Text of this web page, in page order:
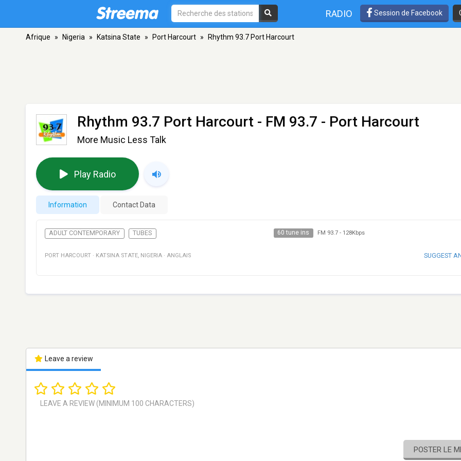
RADIO Session de Facebook
Afrique » Nigeria » Katsina State » Port Harcourt » Rhythm 93.7 Port Harcourt
Rhythm 93.7 Port Harcourt - FM 93.7 - Port Harcourt
More Music Less Talk
Play Radio
Information Contact Data
ADULT CONTEMPORARY TUBES 60 tune ins FM 93.7- 128Kbps
PORT HARCOURT · KATSINA STATE, NIGERIA · ANGLAIS SUGGEST
Leave a review
POSTER LE